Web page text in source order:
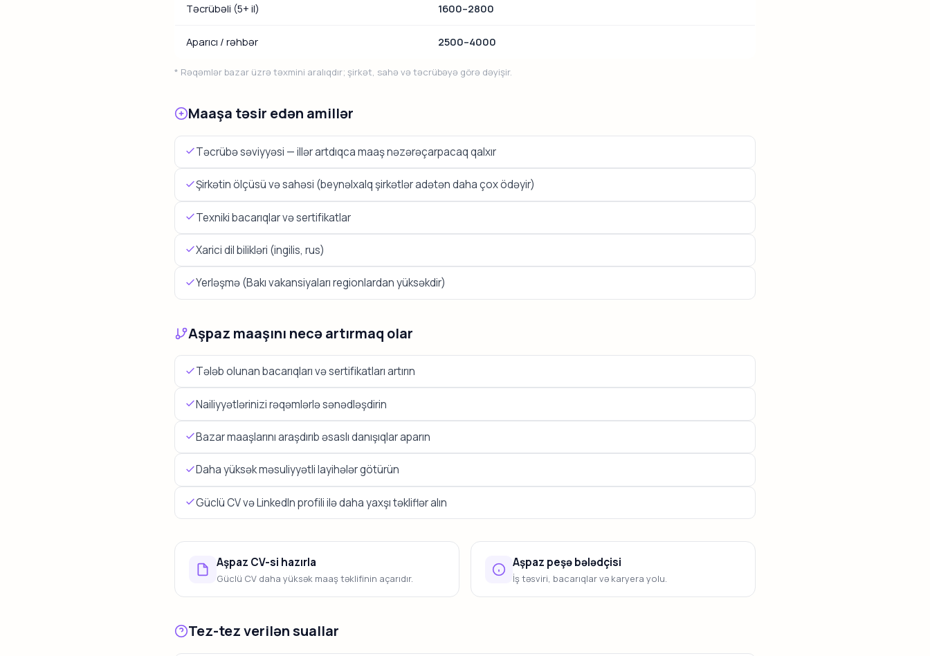
Təcrübəli (5+ il) 1600–2800
Aparıcı / rəhbər 2500–4000
* Rəqəmlər bazar üzrə təxmini aralıqdır; şirkət, sahə və təcrübəyə görə dəyişir.
Maaşa təsir edən amillər
Təcrübə səviyyəsi — illər artdıqca maaş nəzərəçarpacaq qalxır
Şirkətin ölçüsü və sahəsi (beynəlxalq şirkətlər adətən daha çox ödəyir)
Texniki bacarıqlar və sertifikatlar
Xarici dil bilikləri (ingilis, rus)
Yerləşmə (Bakı vakansiyaları regionlardan yüksəkdir)
Aşpaz maaşını necə artırmaq olar
Tələb olunan bacarıqları və sertifikatları artırın
Nailiyyətlərinizi rəqəmlərlə sənədləşdirin
Bazar maaşlarını araşdırıb əsaslı danışıqlar aparın
Daha yüksək məsuliyyətli layihələr götürün
Güclü CV və LinkedIn profili ilə daha yaxşı təkliflər alın
Aşpaz CV-si hazırla
Güclü CV daha yüksək maaş təklifinin açarıdır.
Aşpaz peşə bələdçisi
İş təsviri, bacarıqlar və karyera yolu.
Tez-tez verilən suallar